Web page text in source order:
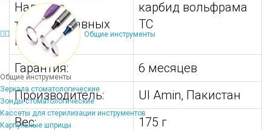
Общие инструменты
Общие инструменты
Зеркала стоматологические
Зонды стоматологические
Кассеты для стерилизации инструментов
Карпульные шприцы
Наличие
твердосплавных
вставок:
карбид вольфрама
TC
Гарантия:
6 месяцев
Производитель:
Ul Amin, Пакистан
Вес:
175 г